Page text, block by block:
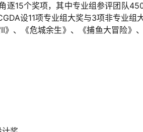
15个奖项，其中专业组参评团队
设11项专业组大奖与3项非专业组
、《危城余生》、《捕鱼大冒险》